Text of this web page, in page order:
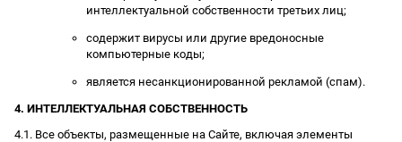
интеллектуальной собственности третьих лиц;
содержит вирусы или другие вредоносные
компьютерные коды;
является несанкционированной рекламой (спам).
4. ИНТЕЛЛЕКТУАЛЬНАЯ СОБСТВЕННОСТЬ
4.1. Все объекты, размещенные на Сайте, включая элементы